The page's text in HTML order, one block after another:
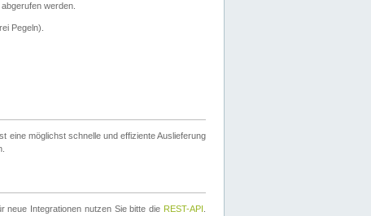
abgerufen werden.
Pegeln).
eine möglichst schnelle und effiziente Auslieferung
neue Integrationen nutzen Sie bitte die REST-API